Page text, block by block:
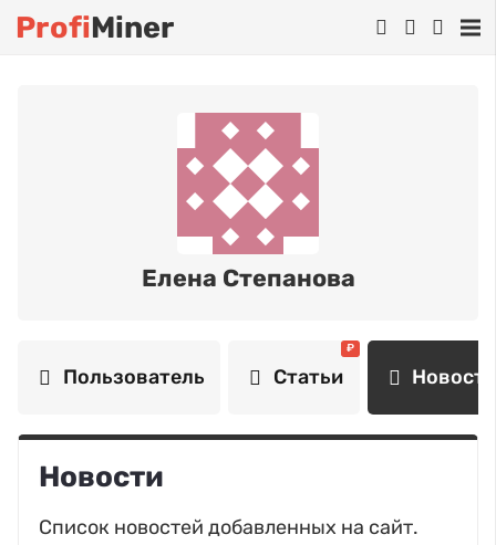
ProfiMiner
Елена Степанова
Пользователь Статьи
₽
Новости
Список новостей добавленных на сайт.